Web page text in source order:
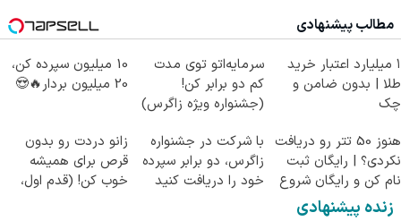
مطالب پیشنهادی
۱ میلیارد اعتبار خرید
طلا | بدون ضامن و
چک
سرمایه‌اتو توی مدت
کم دو برابر کن!
(جشنواره ویژه زاگرس)
10 میلیون سپرده کن،
20 میلیون بردار🔥😍
هنوز 50 تتر رو دریافت
نکردی؟ | رایگان ثبت
نام کن و رایگان شروع
کن!
با شرکت در جشنواره
زاگرس، دو برابر سپرده
خود را دریافت کنید
زانو دردت رو بدون
قرص برای همیشه
خوب کن! (قدم اول،
زنده پیشنهادی